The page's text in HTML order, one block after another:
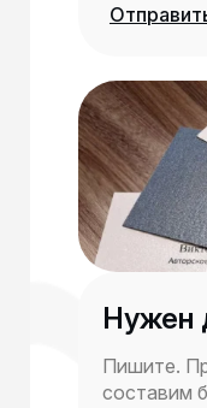
Нужен
Пишите.
составим